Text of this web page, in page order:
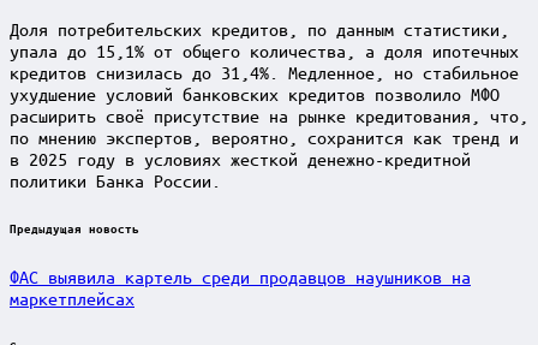
Доля потребительских кредитов, по данным статистики,
упала до 15,1% от общего количества, а доля ипотечных
кредитов снизилась до 31,4%. Медленное, но стабильное
ухудшение условий банковских кредитов позволило МФО
расширить своё присутствие на рынке кредитования, что,
по мнению экспертов, вероятно, сохранится как тренд и
в 2025 году в условиях жесткой денежно-кредитной
политики Банка России.
Post
Предыдущая новость
ФАС выявила картель среди продавцов наушников на
маркетплейсах